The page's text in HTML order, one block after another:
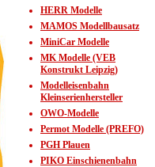
HERR Modelle
MAMOS Modellbausatz
MiniCar Modelle
MK Modelle (VEB
Konstrukt Leipzig)
Modelleisenbahn
Kleinserienhersteller
OWO-Modelle
Permot Modelle (PREFO)
PGH Plauen
PIKO Einschienenbahn